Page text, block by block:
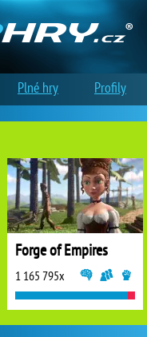
Forge of Empires
1 165 795x
Plné hry Profily